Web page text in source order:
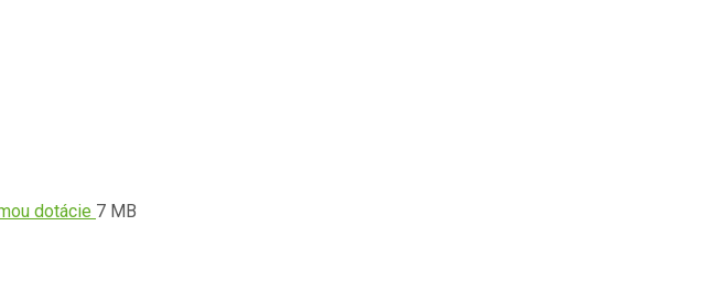
dotácie Prípona
Veľkosť
7 MB